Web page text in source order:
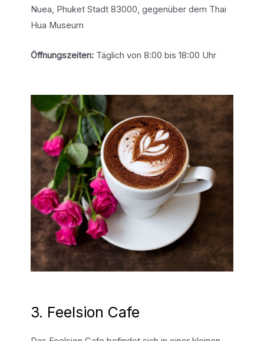
Nuea, Phuket Stadt 83000, gegenüber dem Thai
Hua Museum
Öffnungszeiten:Täglich von 8:00 bis 18:00 Uhr
3. Feelsion Cafe